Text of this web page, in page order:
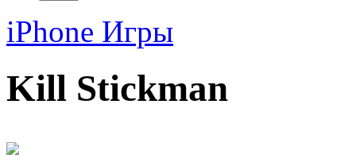
iPhone Игры
Kill Stickman